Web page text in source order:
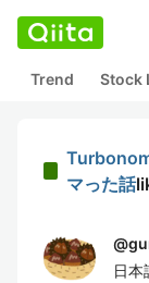
Trend Stock
マった話
@
日